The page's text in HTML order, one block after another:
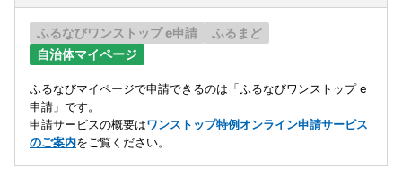
ふるなびワンストップ e申請
ふるまど
自治体マイページ
ふるなびマイページで申請できるのは「ふるなびワンストップ e
申請」です。
申請サービスの概要はワンストップ特例オンライン申請サービス
のご案内をご覧ください。